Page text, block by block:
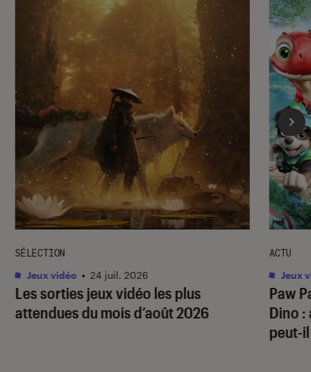
Les sorties jeux vidéo les plus
attendues du mois d’août 2026
SÉLECTION
Jeux vidéo • 24 juil. 2026
Paw
Dino :
peut-
ACTU
Jeux